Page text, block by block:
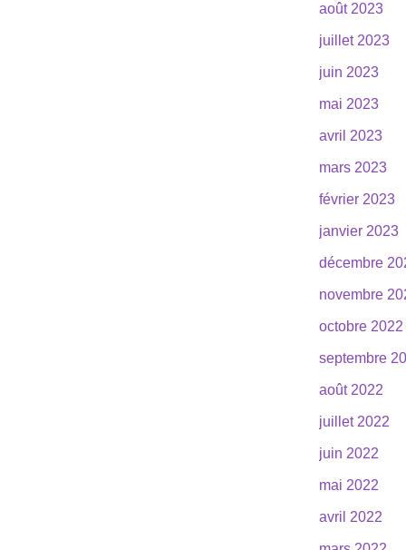
août 2023
juillet 2023
juin 2023
mai 2023
avril 2023
mars 2023
février 2023
janvier 2023
décembre
novembre
octobre 2022
septembre
août 2022
juillet 2022
juin 2022
mai 2022
avril 2022